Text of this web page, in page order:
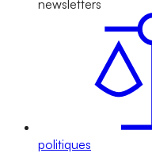
newsletters
politiques